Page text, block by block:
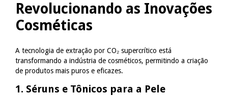
Revolucionando as Inovações
Cosméticas
A tecnologia de extração por CO₂ supercrítico está
transformando a indústria de cosméticos, permitindo a criação
de produtos mais puros e eficazes.
1. Séruns e Tônicos para a Pele